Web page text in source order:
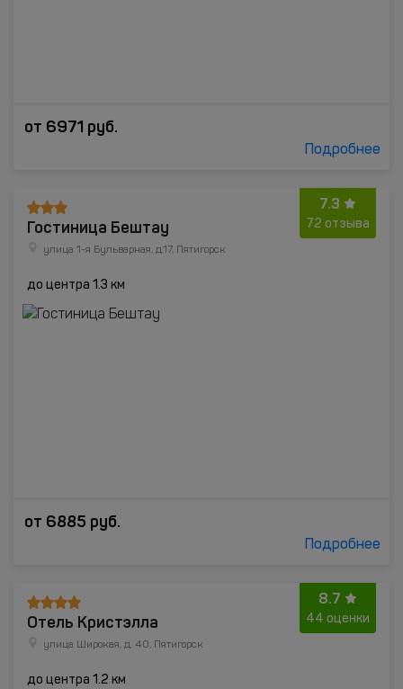
от 6971 руб.
Подробнее
7.3
72 отзыва
Гостиница Бештау
улица 1-я Бульварная, д.17, Пятигорск
до центра 1.3 км
от 6885 руб.
Подробнее
8.7
44 оценки
Отель Кристэлла
улица Широкая, д. 40, Пятигорск
до центра 1.2 км